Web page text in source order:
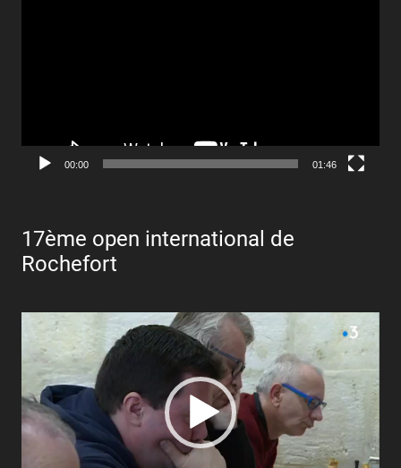
00:00 01:46
17ème open international de
Rochefort
Lecteur
vidéo